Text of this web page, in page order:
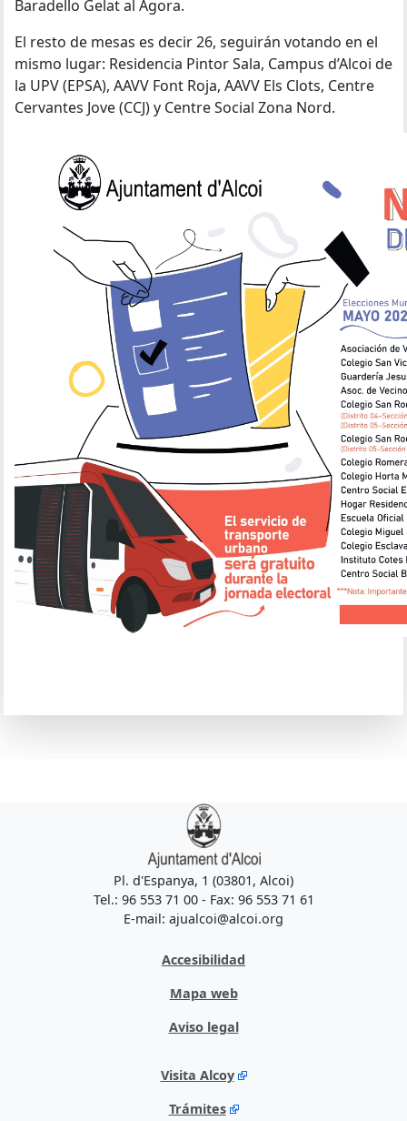
Baradello Gelat al Ágora.
El resto de mesas es decir 26, seguirán votando en el
mismo lugar: Residencia Pintor Sala, Campus d’Alcoi de
la UPV (EPSA), AAVV Font Roja, AAVV Els Clots, Centre
Cervantes Jove (CCJ) y Centre Social Zona Nord.
Pl. d'Espanya, 1 (03801, Alcoi)
Tel.: 96 553 71 00 - Fax: 96 553 71 61
E-mail: ajualcoi@alcoi.org
Accesibilidad
Mapa web
Aviso legal
Visita Alcoy
Trámites